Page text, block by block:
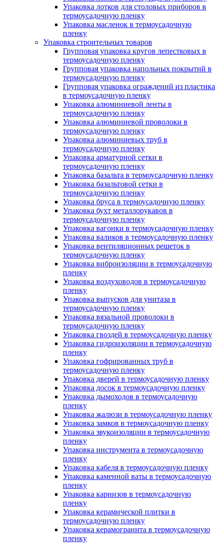
Упаковка лотков для столовых приборов в
термоусадочную пленку
Упаковка масленок в термоусадочную
пленку
Упаковка строительных товаров
Групповая упаковка кругов лепестковых в
термоусадочную пленку
Групповая упаковка напольных покрытий в
термоусадочную пленку
Групповая упаковка ограждений из пластика
в термоусадочную пленку
Упаковка алюминиевой ленты в
термоусадочную пленку
Упаковка алюминиевой проволоки в
термоусадочную пленку
Упаковка алюминиевых труб в
термоусадочную пленку
Упаковка арматурной сетки в
термоусадочную пленку
Упаковка базальта в термоусадочную пленку
Упаковка базальтовой сетки в
термоусадочную пленку
Упаковка бруса в термоусадочную пленку
Упаковка бухт металлорукавов в
термоусадочную пленку
Упаковка вагонки в термоусадочную пленку
Упаковка валиков в термоусадочную пленку
Упаковка вентиляционных решеток в
термоусадочную пленку
Упаковка виброизоляции в термоусадочную
пленку
Упаковка воздуховодов в термоусадочную
пленку
Упаковка выпусков для унитаза в
термоусадочную пленку
Упаковка вязальной проволоки в
термоусадочную пленку
Упаковка гвоздей в термоусадочную пленку
Упаковка гидроизоляции в термоусадочную
пленку
Упаковка гофрированных труб в
термоусадочную пленку
Упаковка дверей в термоусадочную пленку
Упаковка досок в термоусадочную пленку
Упаковка дымоходов в термоусадочную
пленку
Упаковка жалюзи в термоусадочную пленку
Упаковка замков в термоусадочную пленку
Упаковка звукоизоляции в термоусадочную
пленку
Упаковка инструмента в термоусадочную
пленку
Упаковка кабеля в термоусадочную пленку
Упаковка каменной ваты в термоусадочную
пленку
Упаковка карнизов в термоусадочную
пленку
Упаковка керамической плитки в
термоусадочную пленку
Упаковка керамогранита в термоусадочную
пленку